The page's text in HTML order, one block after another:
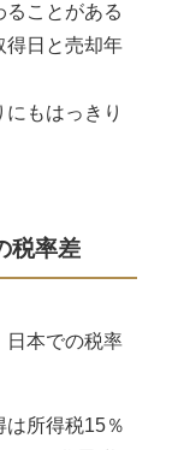
ることがある
得日と売却年
もはっきり
税率差
日本での税率
は所得税15％